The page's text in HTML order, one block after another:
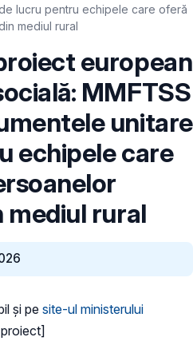
lucru pentru echipele care oferă
mediul rural
european
MMFTSS
unitare
echipele care
mediul rural
și pe site-ul ministerului